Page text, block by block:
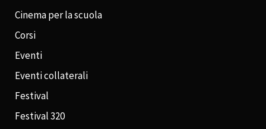
Cinema per la scuola
Corsi
Eventi
Eventi collaterali
Festival
Festival 320